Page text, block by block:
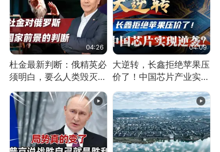
04:26
杜金最新判断：俄精英必
须明白，要么人类毁灭，
要么俄毁灭
04:09
大逆转，长鑫拒绝苹果压
价了！中国芯片产业实现
怎样的逆袭？